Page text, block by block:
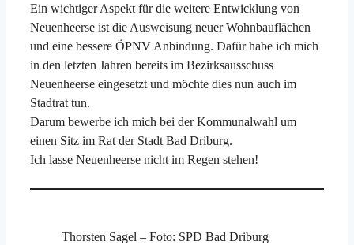
Ein wichtiger Aspekt für die weitere Entwicklung von
Neuenheerse ist die Ausweisung neuer Wohnbauflächen
und eine bessere ÖPNV Anbindung. Dafür habe ich mich
in den letzten Jahren bereits im Bezirksausschuss
Neuenheerse eingesetzt und möchte dies nun auch im
Stadtrat tun.
Darum bewerbe ich mich bei der Kommunalwahl um
einen Sitz im Rat der Stadt Bad Driburg.
Ich lasse Neuenheerse nicht im Regen stehen!
Thorsten Sagel – Foto: SPD Bad Driburg